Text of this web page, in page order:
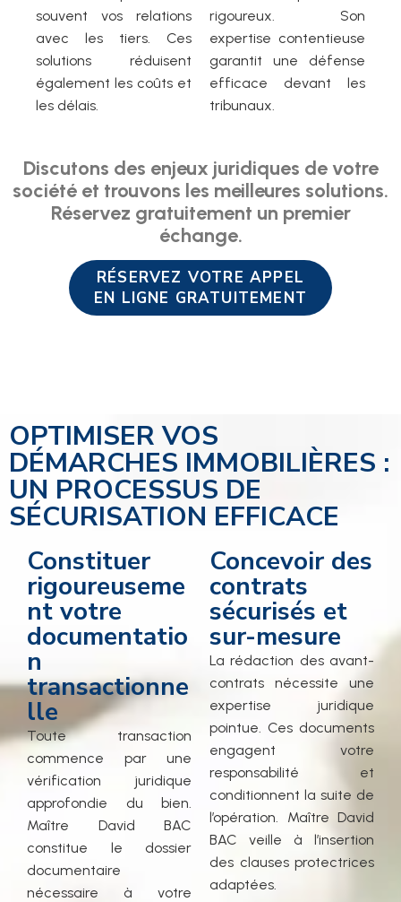
souvent vos relations
avec les tiers. Ces
solutions réduisent
également les coûts et
les délais.
rigoureux. Son
expertise contentieuse
garantit une défense
efficace devant les
tribunaux.
Discutons des enjeux juridiques de votre
société et trouvons les meilleures solutions.
Réservez gratuitement un premier
échange.
RÉSERVEZ VOTRE APPEL
EN LIGNE GRATUITEMENT
OPTIMISER VOS
DÉMARCHES IMMOBILIÈRES :
UN PROCESSUS DE
SÉCURISATION EFFICACE
Constituer
rigoureuseme
nt votre
documentatio
n
transactionne
lle
Toute transaction
commence par une
vérification juridique
approfondie du bien.
Maître David BAC
constitue le dossier
documentaire
nécessaire à votre
Concevoir des
contrats
sécurisés et
sur-mesure
La rédaction des avant-
contrats nécessite une
expertise juridique
pointue. Ces documents
engagent votre
responsabilité et
conditionnent la suite de
l’opération. Maître David
BAC veille à l’insertion
des clauses protectrices
adaptées.